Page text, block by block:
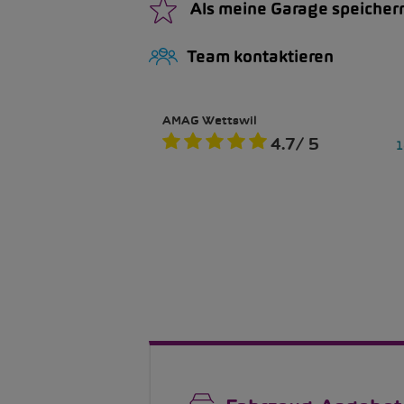
Als meine Garage
Team kontaktieren